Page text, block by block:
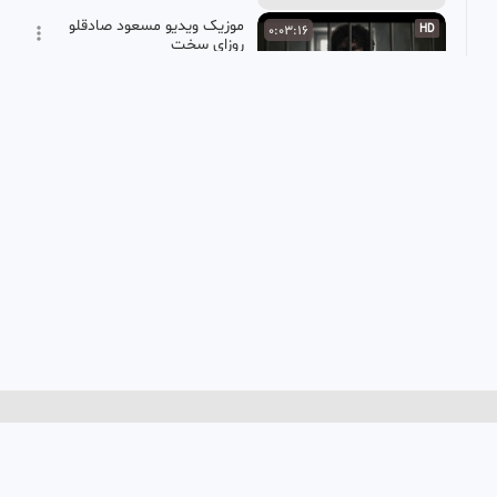
HD
0:03:16
موزیک ویدیو مسعود صادقلو
روزای سخت